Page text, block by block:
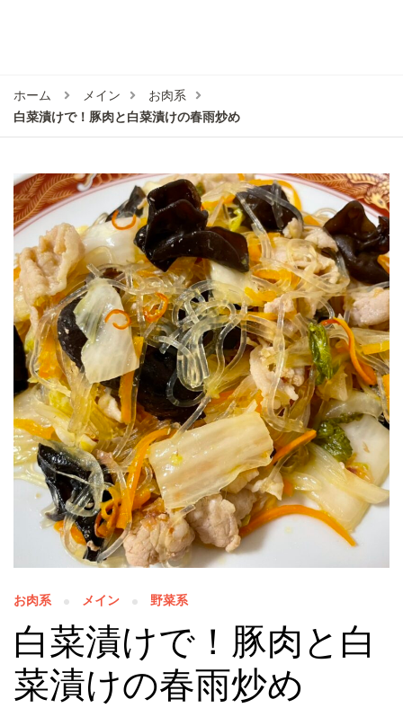
ホーム メイン
お肉系
白菜漬けで！豚肉と白菜漬けの春雨炒め
お肉系 メイン 野菜系
白菜漬けで！豚肉と白
菜漬けの春雨炒め